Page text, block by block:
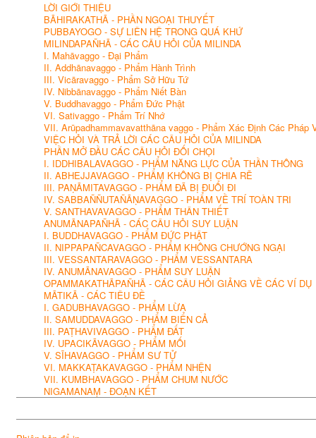
LỜI GIỚI THIỆU
BĀHIRAKATHĀ - PHẦN NGOẠI THUYẾT
PUBBAYOGO - SỰ LIÊN HỆ TRONG QUÁ KHỨ
MILINDAPAÑHĀ - CÁC CÂU HỎI CỦA MILINDA
I. Mahāvaggo - Đại Phẩm
II. Addhānavaggo - Phẩm Hành Trình
III. Vicāravaggo - Phẩm Sở Hữu Tứ
IV. Nibbānavaggo - Phẩm Niết Bàn
V. Buddhavaggo - Phẩm Đức Phật
VI. Sativaggo - Phẩm Trí Nhớ
VII. Arūpadhammavavatthāna vaggo - Phẩm Xác Định Các Pháp
VIỆC HỎI VÀ TRẢ LỜI CÁC CÂU HỎI CỦA MILINDA
PHẦN MỞ ĐẦU CÁC CÂU HỎI ĐỐI CHỌI
I. IDDHIBALAVAGGO - PHẨM NĂNG LỰC CỦA THẦN THÔNG
II. ABHEJJAVAGGO - PHẨM KHÔNG BỊ CHIA RẼ
III. PAṆĀMITAVAGGO - PHẨM ĐÃ BỊ ĐUỔI ĐI
IV. SABBAÑÑUTAÑĀṆAVAGGO - PHẨM VỀ TRÍ TOÀN TRI
V. SANTHAVAVAGGO - PHẨM THÂN THIẾT
ANUMĀNAPAÑHĀ - CÁC CÂU HỎI SUY LUẬN
I. BUDDHAVAGGO - PHẨM ĐỨC PHẬT
II. NIPPAPAÑCAVAGGO - PHẨM KHÔNG CHƯỚNG NGẠI
III. VESSANTARAVAGGO - PHẨM VESSANTARA
IV. ANUMĀNAVAGGO - PHẨM SUY LUẬN
OPAMMAKATHĀPAÑHĀ - CÁC CÂU HỎI GIẢNG VỀ CÁC VÍ DỤ
MĀTIKĀ - CÁC TIÊU ĐỀ
I. GADUBHAVAGGO - PHẨM LỪA
II. SAMUDDAVAGGO - PHẨM BIỂN CẢ
III. PAṬHAVIVAGGO - PHẨM ĐẤT
IV. UPACIKĀVAGGO - PHẨM MỐI
V. SĪHAVAGGO - PHẨM SƯ TỬ
VI. MAKKAṬAKAVAGGO - PHẨM NHỆN
VII. KUMBHAVAGGO - PHẨM CHUM NƯỚC
NIGAMANAṂ - ĐOẠN KẾT